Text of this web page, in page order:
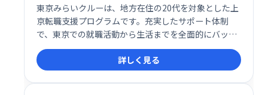
東京みらいクルーは、地方在住の20代を対象とした上
京転職支援プログラムです。充実したサポート体制
で、東京での就職活動から生活までを全面的にバック
アップ。地方から東京への移住を検討する若者にとっ
て、心強い味方となるでしょう。
詳しく見る